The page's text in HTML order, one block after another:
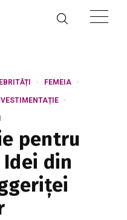
FEMEIA
pentru
din